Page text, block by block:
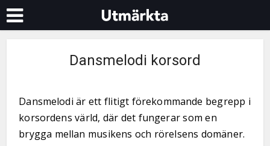
Dansmelodi korsord
Dansmelodi är ett flitigt förekommande begrepp i
korsordens värld, där det fungerar som en
brygga mellan musikens och rörelsens domäner.